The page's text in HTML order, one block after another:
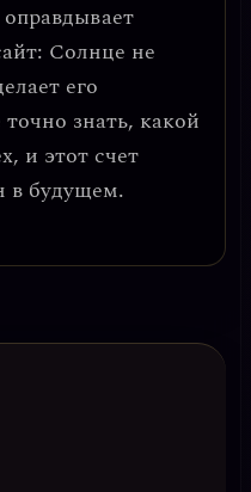
Солнце не
его
знать, какой
и этот счет
в будущем.